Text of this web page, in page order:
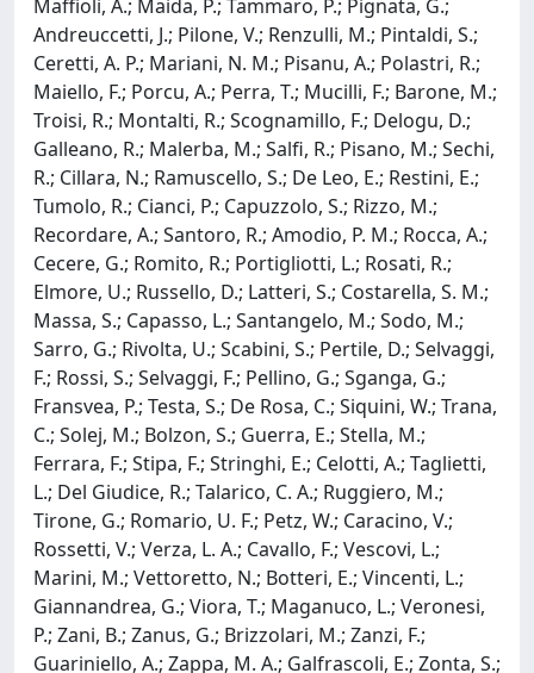
Maffioli, A.; Maida, P.; Tammaro, P.; Pignata, G.;
Andreuccetti, J.; Pilone, V.; Renzulli, M.; Pintaldi, S.;
Ceretti, A. P.; Mariani, N. M.; Pisanu, A.; Polastri, R.;
Maiello, F.; Porcu, A.; Perra, T.; Mucilli, F.; Barone, M.;
Troisi, R.; Montalti, R.; Scognamillo, F.; Delogu, D.;
Galleano, R.; Malerba, M.; Salfi, R.; Pisano, M.; Sechi,
R.; Cillara, N.; Ramuscello, S.; De Leo, E.; Restini, E.;
Tumolo, R.; Cianci, P.; Capuzzolo, S.; Rizzo, M.;
Recordare, A.; Santoro, R.; Amodio, P. M.; Rocca, A.;
Cecere, G.; Romito, R.; Portigliotti, L.; Rosati, R.;
Elmore, U.; Russello, D.; Latteri, S.; Costarella, S. M.;
Massa, S.; Capasso, L.; Santangelo, M.; Sodo, M.;
Sarro, G.; Rivolta, U.; Scabini, S.; Pertile, D.; Selvaggi,
F.; Rossi, S.; Selvaggi, F.; Pellino, G.; Sganga, G.;
Fransvea, P.; Testa, S.; De Rosa, C.; Siquini, W.; Trana,
C.; Solej, M.; Bolzon, S.; Guerra, E.; Stella, M.;
Ferrara, F.; Stipa, F.; Stringhi, E.; Celotti, A.; Taglietti,
L.; Del Giudice, R.; Talarico, C. A.; Ruggiero, M.;
Tirone, G.; Romario, U. F.; Petz, W.; Caracino, V.;
Rossetti, V.; Verza, L. A.; Cavallo, F.; Vescovi, L.;
Marini, M.; Vettoretto, N.; Botteri, E.; Vincenti, L.;
Giannandrea, G.; Viora, T.; Maganuco, L.; Veronesi,
P.; Zani, B.; Zanus, G.; Brizzolari, M.; Zanzi, F.;
Guariniello, A.; Zappa, M. A.; Galfrascoli, E.; Zonta, S.;